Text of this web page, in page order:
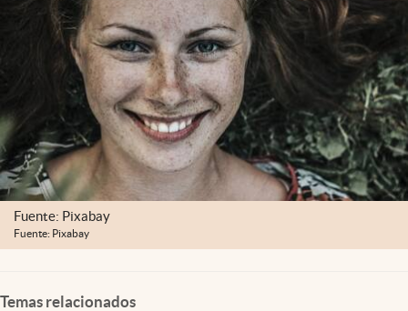
Espiritualidad
abre en nueva pestaña
México
Fuente: Pixabay
Fuente: Pixabay
Temas relacionados